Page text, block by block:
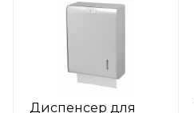
Диспенсер для